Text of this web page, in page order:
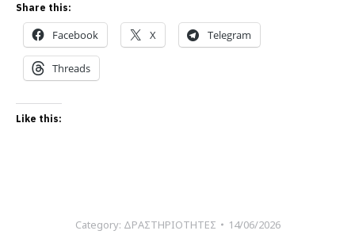
Share this:
Facebook X Telegram
Threads
Like this:
Category: ΔΡΑΣΤΗΡΙΟΤΗΤΕΣ 14/06/2026